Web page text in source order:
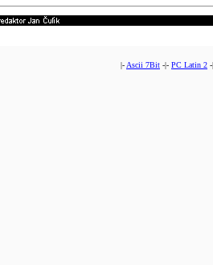
|- Ascii 7Bit -|- PC Latin 2